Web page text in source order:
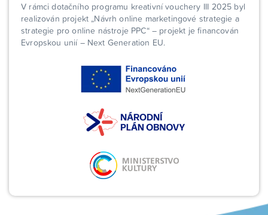
V rámci dotačního programu kreativní vouchery III 2025 byl
realizován projekt „Návrh online marketingové strategie a
strategie pro online nástroje PPC“ – projekt je financován
Evropskou unií – Next Generation EU.